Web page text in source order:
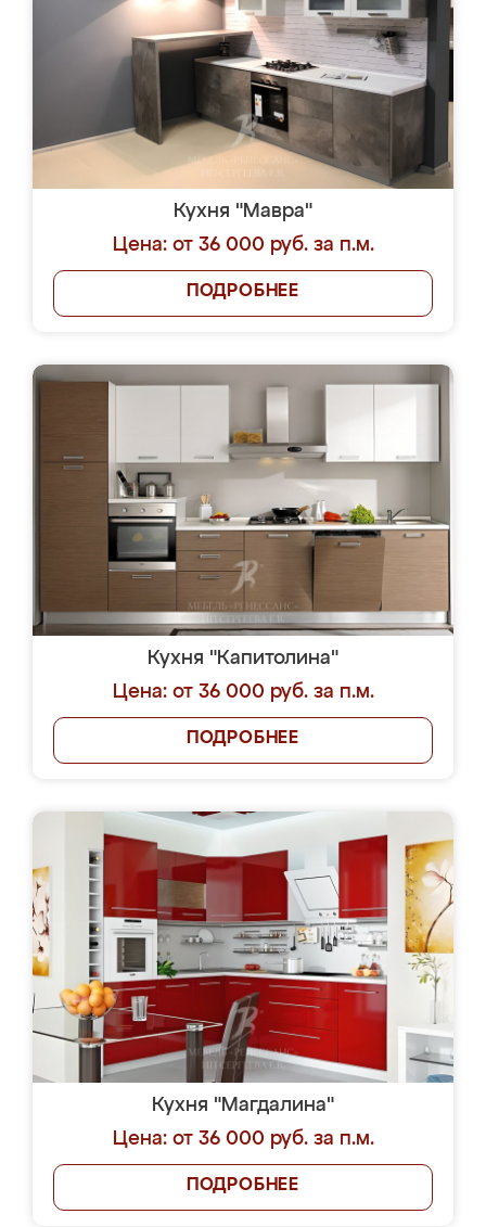
Кухня "Мавра"
Цена: от 36 000 руб. за п.м.
ПОДРОБНЕЕ
Кухня "Капитолина"
Цена: от 36 000 руб. за п.м.
ПОДРОБНЕЕ
Кухня "Магдалина"
Цена: от 36 000 руб. за п.м.
ПОДРОБНЕЕ